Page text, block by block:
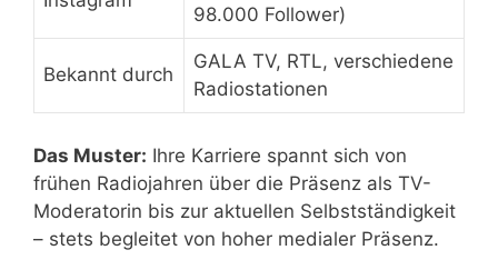
98.000 Follower)
Bekannt durch
GALA TV, RTL, verschiedene
Radiostationen
Das Muster: Ihre Karriere spannt sich von
frühen Radiojahren über die Präsenz als TV-
Moderatorin bis zur aktuellen Selbstständigkeit
– stets begleitet von hoher medialer Präsenz.